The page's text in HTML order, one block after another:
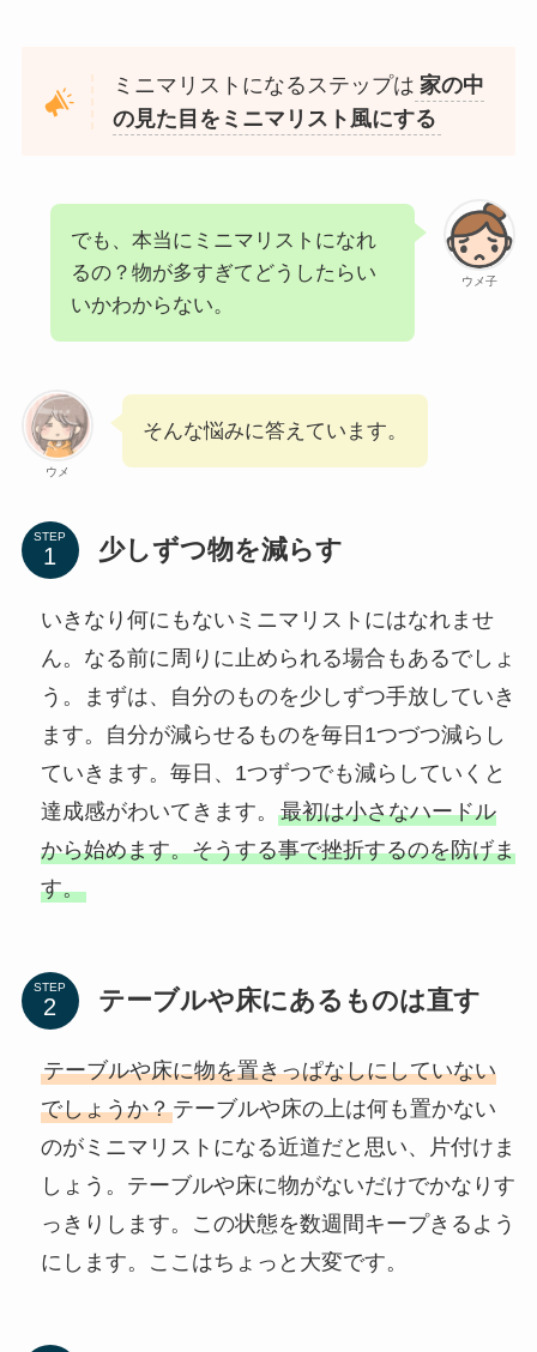
ミニマリストになるステップは 家の中
の見た目をミニマリスト風にする
ウメ子
でも、本当にミニマリストになれ
るの？物が多すぎてどうしたらい
いかわからない。
ウメ
そんな悩みに答えています。
STEP 少しずつ物を減らす
いきなり何にもないミニマリストにはなれませ
ん。なる前に周りに止められる場合もあるでしょ
う。まずは、自分のものを少しずつ手放していき
ます。自分が減らせるものを毎日1つづつ減らし
ていきます。毎日、1つずつでも減らしていくと
達成感がわいてきます。 最初は小さなハードル
から始めます。そうする事で挫折するのを防げま
す。
STEP テーブルや床にあるものは直す
テーブルや床に物を置きっぱなしにしていない
でしょうか？テーブルや床の上は何も置かない
のがミニマリストになる近道だと思い、片付けま
しょう。テーブルや床に物がないだけでかなりす
っきりします。この状態を数週間キープきるよう
にします。ここはちょっと大変です。